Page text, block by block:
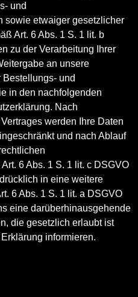
und
sowie etwaiger gesetzlicher
Art. 6 Abs. 1 S. 1 lit. b
zu der Verarbeitung Ihrer
an unsere
und
in den nachfolgenden
Nach
werden Ihre Daten
und nach Ablauf
6 Abs. 1 S. 1 lit. c DSGVO
in eine weitere
6 Abs. 1 S. 1 lit. a DSGVO
eine darüberhinausgehende
die gesetzlich erlaubt ist
informieren.